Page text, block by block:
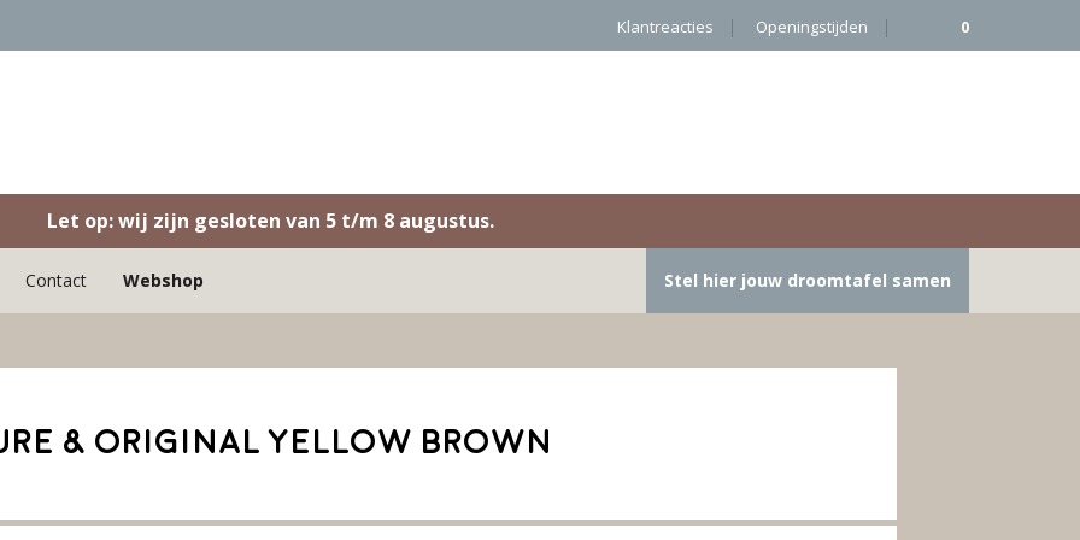
Klantreacties Openingstijden 0
Let op: wij zijn gesloten van 5 t/m 8 augustus.
Contact Webshop Stel hier jouw droomtafel samen
& Original Yellow Brown